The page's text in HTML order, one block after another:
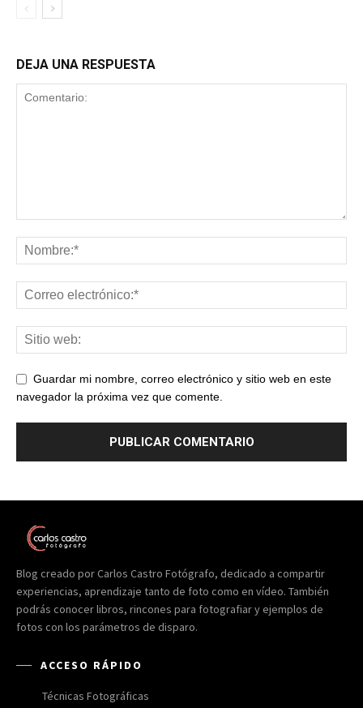
DEJA UNA RESPUESTA
Guardar mi nombre, correo electrónico y sitio web en este
navegador la próxima vez que comente.
Blog creado por Carlos Castro Fotógrafo, dedicado a compartir
experiencias, aprendizaje tanto de foto como en vídeo. También
podrás conocer libros, rincones para fotografiar y ejemplos de
fotos con los parámetros de disparo.
ACCESO RÁPIDO
Técnicas Fotográficas